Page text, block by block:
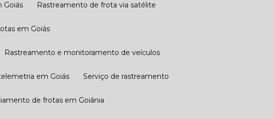
Goiás Rastreamento de frota via satélite
em Goiás
Rastreamento e monitoramento de veículos
em Goiás Serviço de rastreamento
de frotas em Goiânia